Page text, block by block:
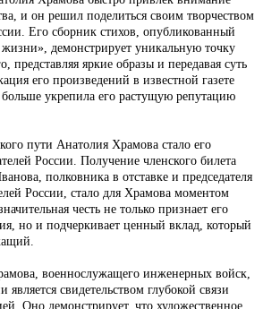
и он решил поделиться своим творчеством
Его сборник стихов, опубликованный
демонстрирует уникальную точку
представляя яркие образы и передавая суть
его произведений в известной газете
укрепила его растущую репутацию
пути Анатолия Храмова стало его
России. Получение членского билета
полковника в отставке и председателя
России, стало для Храмова моментом
честь не только признает его
но и подчеркивает ценный вклад, который
военнослужащего инженерных войск,
свидетельством глубокой связи
Оно демонстрирует, что художественное